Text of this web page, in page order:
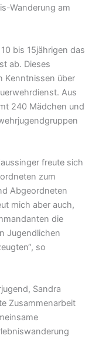
Wanderung am
bis 15jährigen das
ab. Dieses
Kenntnissen über
Aus
240 Mädchen und
freute sich
zum
Abgeordneten
mich aber auch,
die
Jugendlichen
so
Sandra
Zusammenarbeit